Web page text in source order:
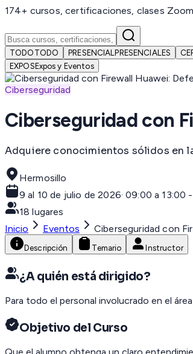
174+ cursos, certificaciones, clases
TODOTODO PRESENCIALPRESENCIALES
EXPOSExpos y Eventos
Ciberseguridad
Ciberseguridad con
Adquiere conocimientos sólidos en
Hermosillo
9 al 10 de julio de 2026·09:00 a 13:00
18 lugares
Inicio
Eventos Ciberseguridad con
Descripción Temario Instructor
¿A quién está dirigido?
Para todo el personal involucrado en el
Objetivo del Curso